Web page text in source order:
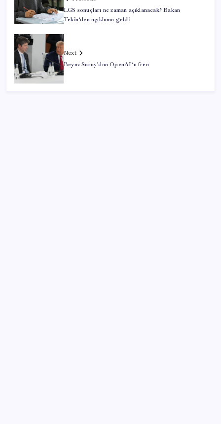
LGS sonuçları ne zaman açıklanacak? Bakan
Tekin’den açıklama geldi
Next
Beyaz Saray’dan OpenAI’a fren